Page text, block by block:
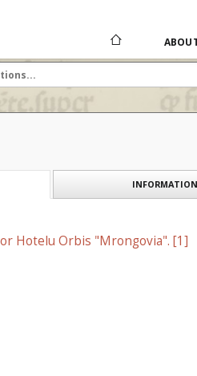
INFORMATION
Hotelu Orbis "Mrongovia". [1]